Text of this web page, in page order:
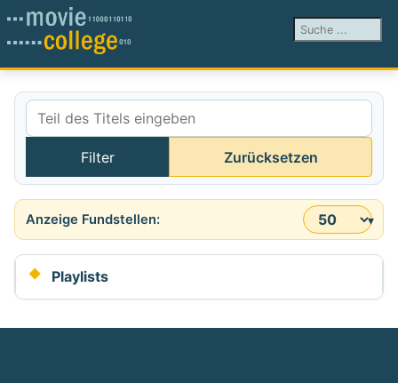
Suchen ...
Teil des Titels eingeben
Filter Zurücksetzen
Anzeige #
Playlists